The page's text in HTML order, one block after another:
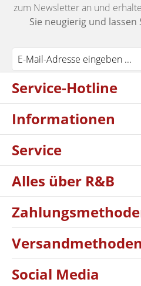
zum Newsletter an und
Sie neugierig und
Service-Hotline
Informationen
Service
Alles über R&B
Versandmethoden
Social Media